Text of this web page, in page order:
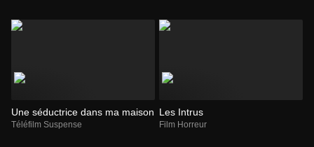
Une séductrice dans ma maison
Téléfilm Suspense
Les Intrus
Film Horreur